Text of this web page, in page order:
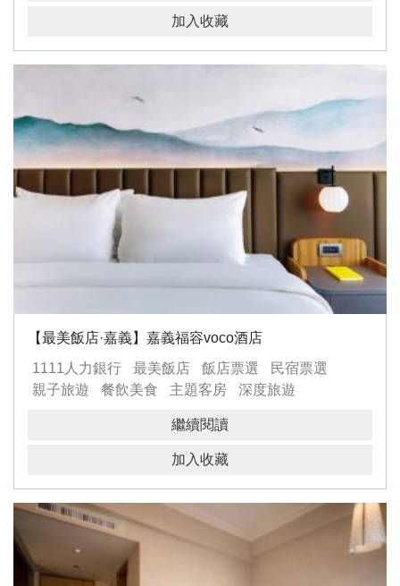
加入收藏
【最美飯店·嘉義】嘉義福容voco酒店
1111人力銀行
最美飯店 飯店票選
民宿票選
親子旅遊
餐飲美食 主題客房
深度旅遊
繼續閱讀
加入收藏